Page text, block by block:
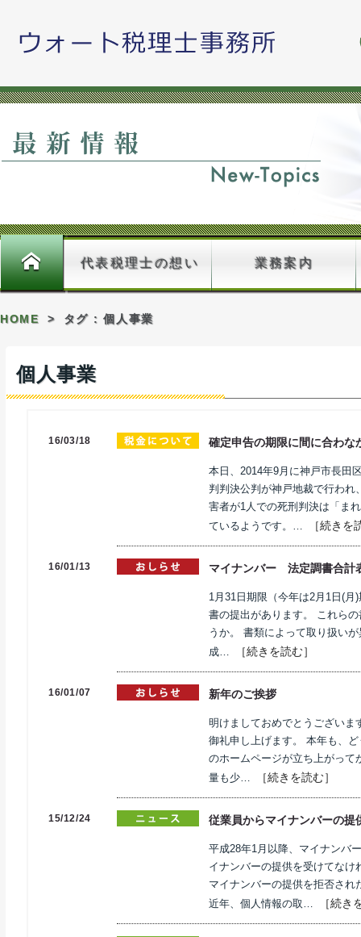
ホーム
代表税理士の想い 業務案内
HOME > タグ : 個人事業
個人事業
16/03/18 確定申告の期限に間に合わ
本日、2014年9月に神戸市長田
判判決公判が神戸地裁で行わ
害者が1人での死刑判決は「ま
ているようです。…
［続きを
16/01/13 マイナンバー 法定調書合
1月31日期限（今年は2月1日(
書の提出があります。 これら
うか。 書類によって取り扱い
成…
［続きを読む］
16/01/07 新年のご挨拶
明けましておめでとうござい
御礼申し上げます。 本年も、
のホームページが立ち上がって
量も少…
［続きを読む］
15/12/24 従業員からマイナンバーの提
平成28年1月以降、マイナンバ
イナンバーの提供を受けてな
マイナンバーの提供を拒否さ
近年、個人情報の取…
［続き